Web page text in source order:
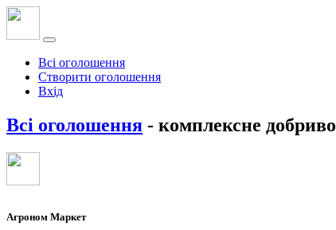
Всі оголошення
Створити оголошення
Вхід
Всі оголошення - комплексне добриво
Агроном Маркет